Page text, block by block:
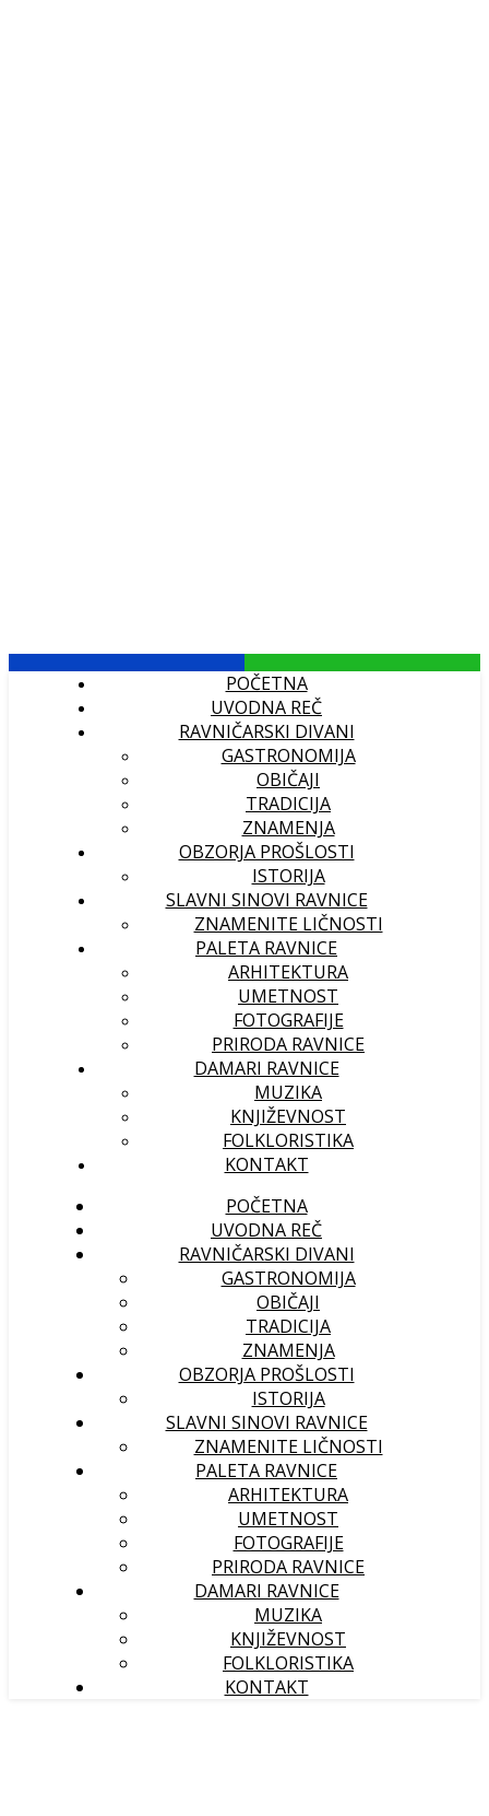
POČETNA
UVODNA REČ
RAVNIČARSKI DIVANI
GASTRONOMIJA
OBIČAJI
TRADICIJA
ZNAMENJA
OBZORJA PROŠLOSTI
ISTORIJA
SLAVNI SINOVI RAVNICE
ZNAMENITE LIČNOSTI
PALETA RAVNICE
ARHITEKTURA
UMETNOST
FOTOGRAFIJE
PRIRODA RAVNICE
DAMARI RAVNICE
MUZIKA
KNJIŽEVNOST
FOLKLORISTIKA
KONTAKT
POČETNA
UVODNA REČ
RAVNIČARSKI DIVANI
GASTRONOMIJA
OBIČAJI
TRADICIJA
ZNAMENJA
OBZORJA PROŠLOSTI
ISTORIJA
SLAVNI SINOVI RAVNICE
ZNAMENITE LIČNOSTI
PALETA RAVNICE
ARHITEKTURA
UMETNOST
FOTOGRAFIJE
PRIRODA RAVNICE
DAMARI RAVNICE
MUZIKA
KNJIŽEVNOST
FOLKLORISTIKA
KONTAKT